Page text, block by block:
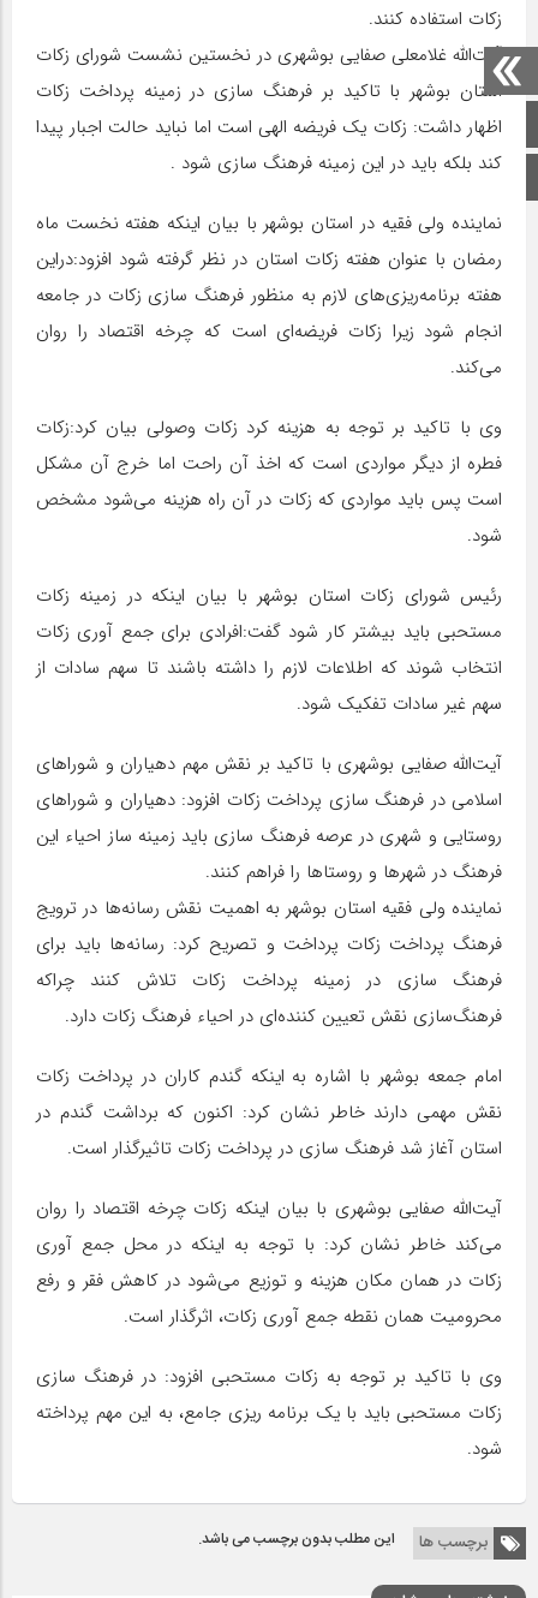
صفحه اصلی
اینستاگرام
زکات استفاده کنند.
آیت‌الله غلامعلی صفایی بوشهری در نخستین نشست شورای زکات
استان بوشهر با تاکید بر فرهنگ سازی در زمینه پرداخت زکات
اظهار داشت: زکات یک فریضه الهی است اما نباید حالت اجبار پیدا
کند بلکه باید در این زمینه فرهنگ سازی شود .
نماینده ولی فقیه در استان بوشهر با بیان اینکه هفته نخست ماه
رمضان با عنوان هفته زکات استان در نظر گرفته شود افزود:دراین
هفته برنامه‌ریزی‌های لازم به منظور فرهنگ سازی زکات در جامعه
انجام شود زیرا زکات فریضه‌ای است که چرخه اقتصاد را روان
می‌کند.
وی با تاکید بر توجه به هزینه کرد زکات وصولی بیان کرد:زکات
فطره از دیگر مواردی است که اخذ آن راحت اما خرج آن مشکل
است پس باید مواردی که زکات در آن راه هزینه می‌شود مشخص
شود.
رئیس شورای زکات استان بوشهر با بیان اینکه در زمینه زکات
مستحبی باید بیشتر کار شود گفت:افرادی برای جمع آوری زکات
انتخاب شوند که اطلاعات لازم را داشته باشند تا سهم سادات از
سهم غیر سادات تفکیک شود.
آیت‌الله صفایی بوشهری با تاکید بر نقش مهم دهیاران و شوراهای
اسلامی در فرهنگ سازی پرداخت زکات افزود: دهیاران و شوراهای
روستایی و شهری در عرصه فرهنگ سازی باید زمینه ساز احیاء این
فرهنگ در شهرها و روستاها را فراهم کنند.
نماینده ولی فقیه استان بوشهر به اهمیت نقش رسانه‌ها در ترویج
فرهنگ پرداخت زکات پرداخت و تصریح کرد: رسانه‌ها باید برای
فرهنگ سازی در زمینه پرداخت زکات تلاش کنند چراکه
فرهنگ‌سازی نقش تعیین کننده‌ای در احیاء فرهنگ زکات دارد.
امام جمعه بوشهر با اشاره به اینکه گندم کاران در پرداخت زکات
نقش مهمی دارند خاطر نشان کرد: اکنون که برداشت گندم در
استان آغاز شد فرهنگ سازی در پرداخت زکات تاثیرگذار است.
آیت‌الله صفایی بوشهری با بیان اینکه زکات چرخه اقتصاد را روان
می‌کند خاطر نشان کرد: با توجه به اینکه در محل جمع آوری
زکات در همان مکان هزینه و توزیع می‌شود در کاهش فقر و رفع
محرومیت همان نقطه جمع آوری زکات، اثرگذار است.
وی با تاکید بر توجه به زکات مستحبی افزود: در فرهنگ سازی
زکات مستحبی باید با یک برنامه ریزی جامع، به این مهم پرداخته
شود.
برچسب ها این مطلب بدون برچسب می باشد.